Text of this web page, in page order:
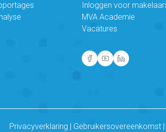
Inloggen voor
MVA Academie
Vacatures
Privacyverklaring Gebruikersovereenkomst